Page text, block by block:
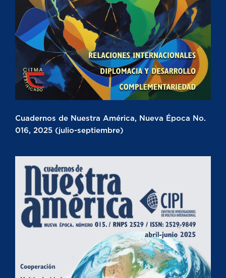
Cuadernos de Nuestra América, Nueva Época No.
016, 2025 (julio-septiembre)